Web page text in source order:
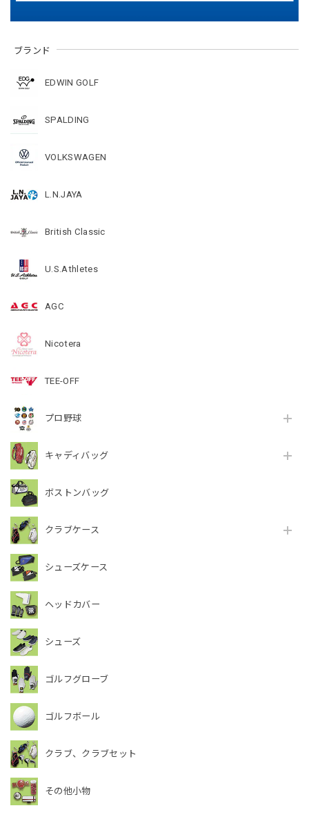
ブランド
EDWIN GOLF
SPALDING
VOLKSWAGEN
L.N.JAYA
British Classic
U.S.Athletes
AGC
Nicotera
TEE-OFF
プロ野球
キャディバッグ
ボストンバッグ
クラブケース
シューズケース
ヘッドカバー
シューズ
ゴルフグローブ
ゴルフボール
クラブ、クラブセット
その他小物